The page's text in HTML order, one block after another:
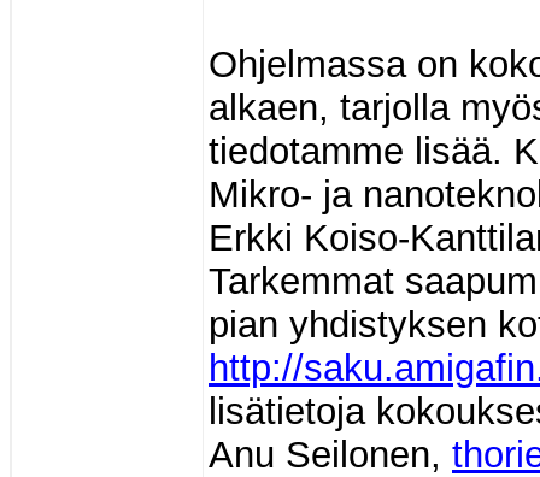
Ohjelmassa on
alkaen, tarjolla
tiedotamme lisää.
Mikro- ja
Erkki Koiso-
Tarkemmat
pian yhdistyksen
http://
lisätietoja
Anu Seilonen,